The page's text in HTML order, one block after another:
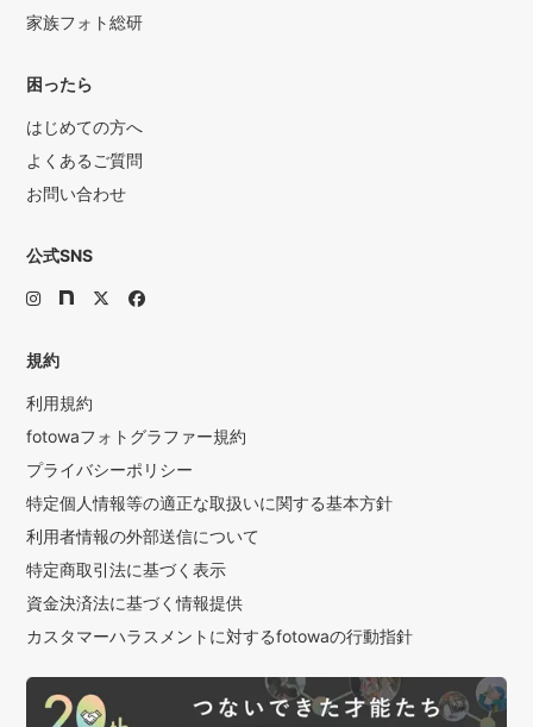
家族フォト総研
困ったら
はじめての方へ
よくあるご質問
お問い合わせ
公式SNS
規約
利用規約
fotowaフォトグラファー規約
プライバシーポリシー
特定個人情報等の適正な取扱いに関する基本方針
利用者情報の外部送信について
特定商取引法に基づく表示
資金決済法に基づく情報提供
カスタマーハラスメントに対するfotowaの行動指針